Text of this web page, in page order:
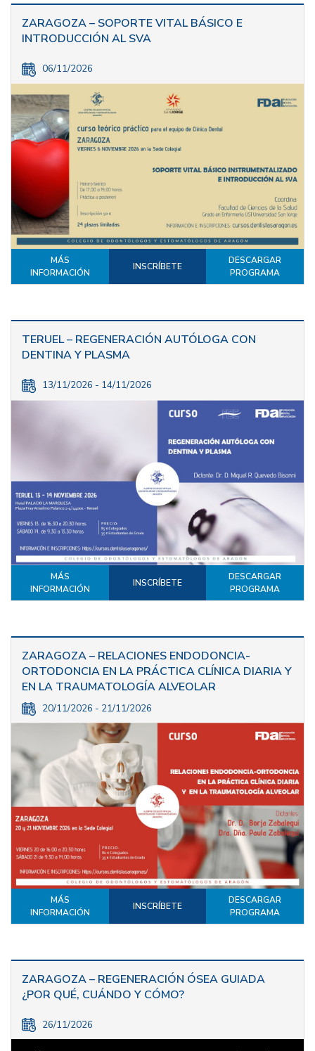
ZARAGOZA – SOPORTE VITAL BÁSICO E
INTRODUCCIÓN AL SVA
06/11/2026
MÁS
INFORMACIÓN
INSCRÍBETE
DESCARGAR
PROGRAMA
TERUEL – REGENERACIÓN AUTÓLOGA CON
DENTINA Y PLASMA
13/11/2026 - 14/11/2026
MÁS
INFORMACIÓN
INSCRÍBETE
DESCARGAR
PROGRAMA
ZARAGOZA – RELACIONES ENDODONCIA-
ORTODONCIA EN LA PRÁCTICA CLÍNICA DIARIA Y
EN LA TRAUMATOLOGÍA ALVEOLAR
20/11/2026 - 21/11/2026
MÁS
INFORMACIÓN
INSCRÍBETE
DESCARGAR
PROGRAMA
ZARAGOZA – REGENERACIÓN ÓSEA GUIADA
¿POR QUÉ, CUÁNDO Y CÓMO?
26/11/2026